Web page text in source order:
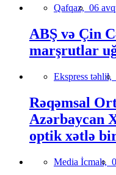
Qafqaz, 06
ABŞ və Çin
marşrutlar
Ekspress təhlil,
Rəqəmsal
Azərbaycan
optik xətlə
Media İcmalı,